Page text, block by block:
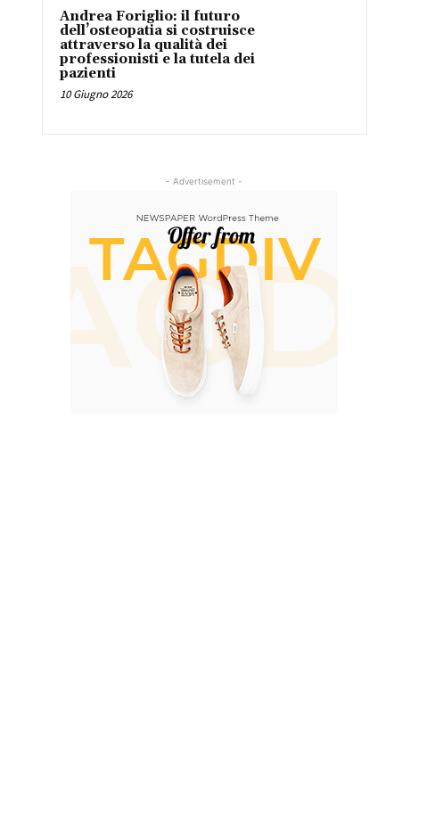
Andrea Foriglio: il futuro
dell’osteopatia si costruisce
attraverso la qualità dei
professionisti e la tutela dei
pazienti
10 Giugno 2026
- Advertisement -